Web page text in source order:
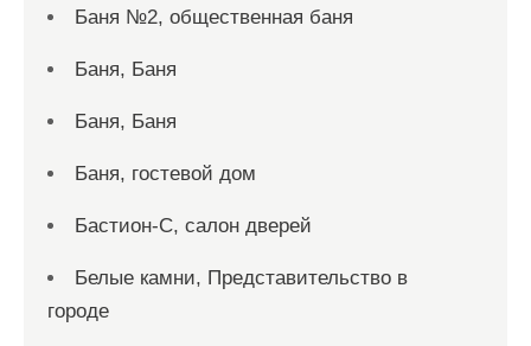
Баня №2, общественная баня
Баня, Баня
Баня, Баня
Баня, гостевой дом
Бастион-С, салон дверей
Белые камни, Представительство в
городе